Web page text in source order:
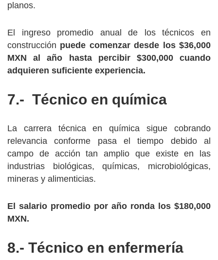
planos.
El ingreso promedio anual de los técnicos en
construcción puede comenzar desde los $36,000
MXN al año hasta percibir $300,000 cuando
adquieren suficiente experiencia.
7.- Técnico en química
La carrera técnica en química sigue cobrando
relevancia conforme pasa el tiempo debido al
campo de acción tan amplio que existe en las
industrias biológicas, químicas, microbiológicas,
mineras y alimenticias.
El salario promedio por año ronda los $180,000
MXN.
8.- Técnico en enfermería